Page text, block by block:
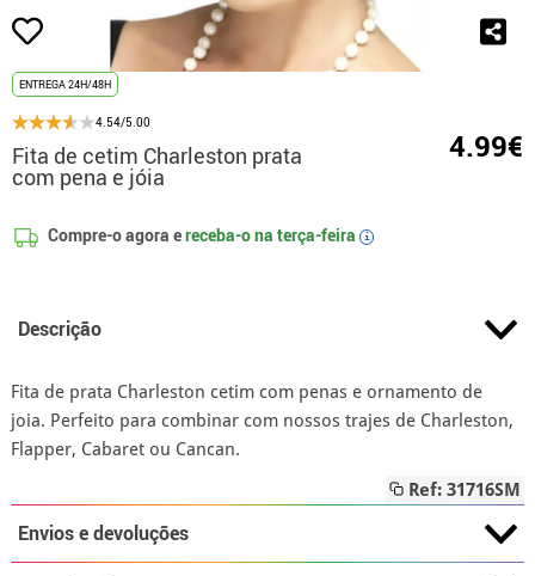
ENTREGA 24H/48H
4.54/5.00
Fita de cetim Charleston prata
com pena e jóia
4.99€
Compre-o agora ereceba-o na terça-feira i
Descrição
Fita de prata Charleston cetim com penas e ornamento de
joia. Perfeito para combinar com nossos trajes de Charleston,
Flapper, Cabaret ou Cancan.
Ref: 31716SM
Envios e devoluções